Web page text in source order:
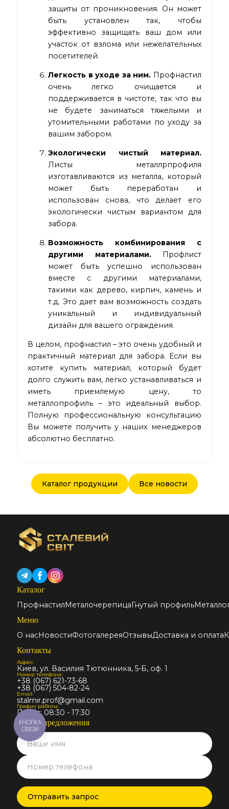
защиты от проникновения. Он может
быть установлен так, чтобы
эффективно защищать ваш дом или
участок от взлома или нежелательных
посетителей.
Легкость в уходе за ним. Профнастил
очень легко очищается и
поддерживается в чистоте, так что вы
не будете заниматься тяжелыми и
утомительными работами по уходу за
вашим забором.
Экологически чистый материал.
Листы металлрпрофиля
изготавливаются из металла, который
может быть переработан и
использован снова, что делает его
экологически чистым вариантом для
забора.
Возможность комбинирования с
другими материалами.Профлист
может быть успешно использован
вместе с другими материалами,
такими как дерево, кирпич, камень и
т.д. Это дает вам возможность создать
уникальный и индивидуальный
дизайн для вашего ограждения.
В целом, профнастил – это очень удобный и
практичный материал для забора. Если вы
хотите купить материал, который будет
долго служить вам, легко устанавливаться и
иметь приемлемую цену, то
металлопрофиль – это идеальный выбор.
Полную профессиональную консультацию
Вы можете получить у наших менеджеров
абсолютно бесплатно.
Каталог продукции Все новости
Каталог
ПрофнастилМеталочерепицаГнутый профиль
Меню
О насНовостиФотогалереяОтзывыДоставка и оплата
Контакты
Адрес:
Киев, ул. Василия Тютюнника, 5-Б, оф. 1
Номер телефона:
+38 (067) 621-73-68
+38 (067) 504-82-24
Email:
stalmir.prof@gmail.com
График работы:
Пн-Пт: 08:30 - 17:30
Запрос предложения
КНОПКА
СВЯЗИ